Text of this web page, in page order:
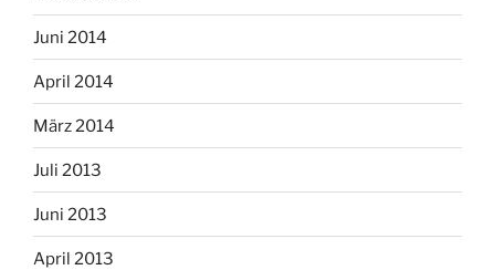
Juni 2014
April 2014
März 2014
Juli 2013
Juni 2013
April 2013